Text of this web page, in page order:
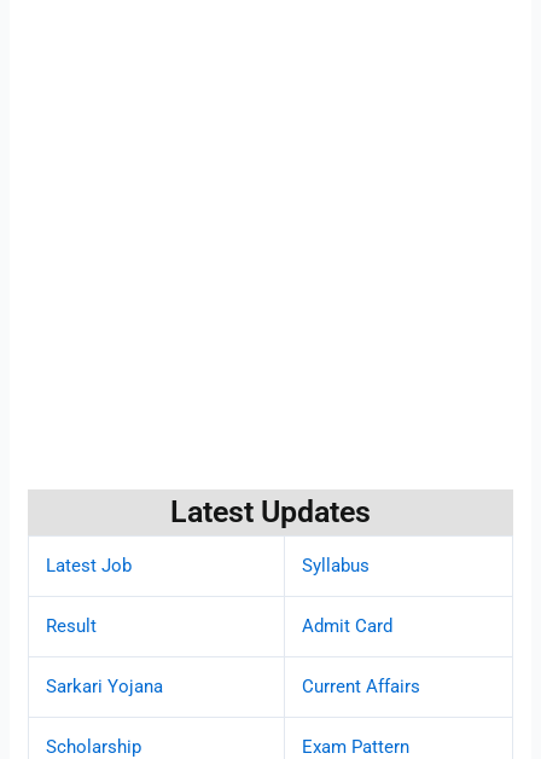
Latest Updates
Latest Job Syllabus
Result Admit Card
Sarkari Yojana Current Affairs
Scholarship Exam Pattern